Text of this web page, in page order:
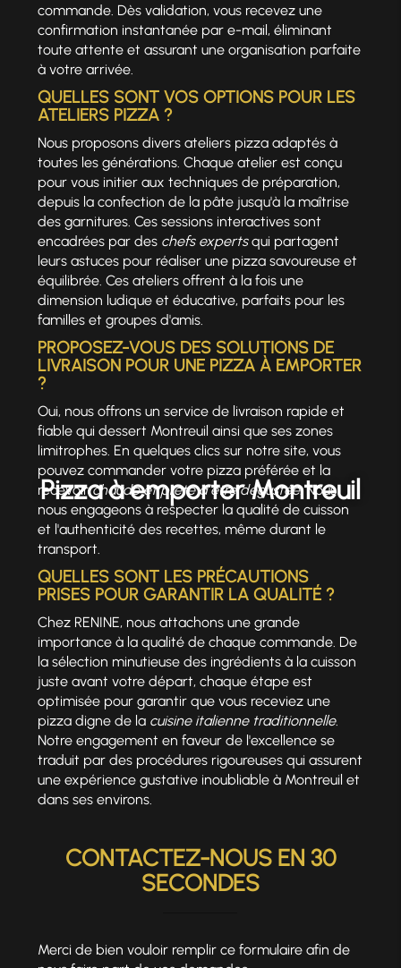
Pizza à emporter Montreuil
commande. Dès validation, vous recevez une
confirmation instantanée par e-mail, éliminant
toute attente et assurant une organisation parfaite
à votre arrivée.
QUELLES SONT VOS OPTIONS POUR LES
ATELIERS PIZZA ?
Nous proposons divers ateliers pizza adaptés à
toutes les générations. Chaque atelier est conçu
pour vous initier aux techniques de préparation,
depuis la confection de la pâte jusqu'à la maîtrise
des garnitures. Ces sessions interactives sont
encadrées par des chefs expertsqui partagent
leurs astuces pour réaliser une pizza savoureuse et
équilibrée. Ces ateliers offrent à la fois une
dimension ludique et éducative, parfaits pour les
familles et groupes d'amis.
PROPOSEZ-VOUS DES SOLUTIONS DE
LIVRAISON POUR UNE PIZZA À EMPORTER
?
Oui, nous offrons un service de livraison rapide et
fiable qui dessert Montreuil ainsi que ses zones
limitrophes. En quelques clics sur notre site, vous
pouvez commander votre pizza préférée et la
recevoirchaude et prête à être dégustée. Nous
nous engageons à respecter la qualité de cuisson
et l'authenticité des recettes, même durant le
transport.
QUELLES SONT LES PRÉCAUTIONS
PRISES POUR GARANTIR LA QUALITÉ ?
Chez RENINE, nous attachons une grande
importance à la qualité de chaque commande. De
la sélection minutieuse des ingrédients à la cuisson
juste avant votre départ, chaque étape est
optimisée pour garantir que vous receviez une
pizza digne de la cuisine italienne traditionnelle.
Notre engagement en faveur de l'excellence se
traduit par des procédures rigoureuses qui assurent
une expérience gustative inoubliable à Montreuil et
dans ses environs.
CONTACTEZ-NOUS EN 30
SECONDES
Merci de bien vouloir remplir ce formulaire afin de